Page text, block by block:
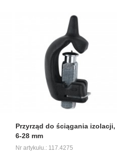
Przyrząd do ściągania izolacji,
6-28 mm
Nr artykułu.: 117.4275